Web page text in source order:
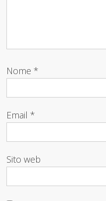
Nome*
Email*
Sito web